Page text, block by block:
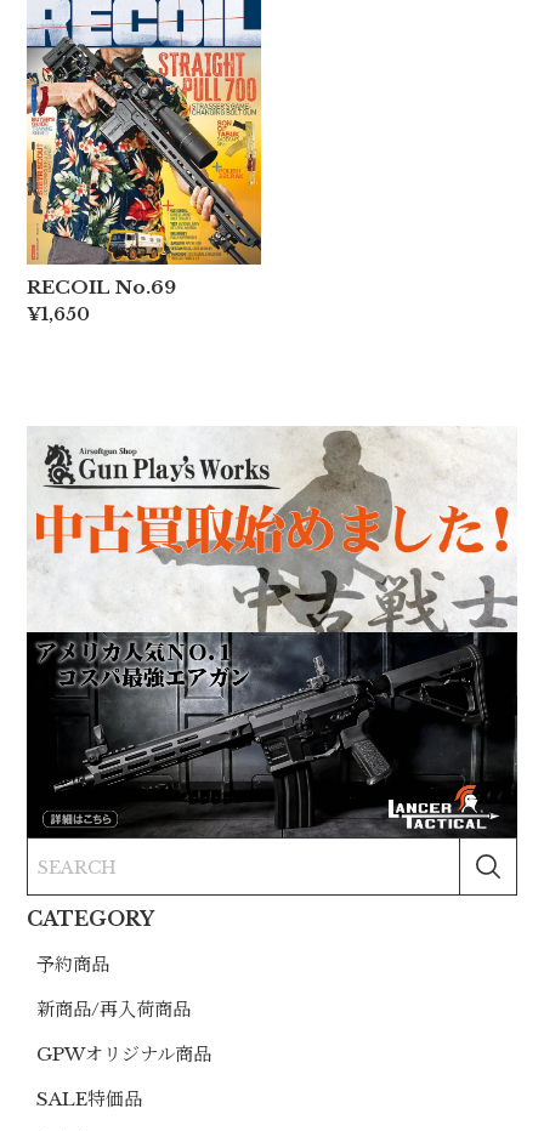
CATEGORY
予約商品
新商品/再入荷商品
GPWオリジナル商品
SALE特価品
RECOIL No.69
¥1,650